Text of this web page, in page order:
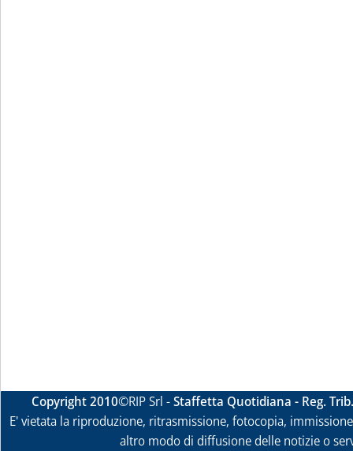
Copyright 2010©RIP Srl -Staffetta Quotidiana - Reg.
E' vietata la riproduzione, ritrasmissione, fotocopia,
altro modo di diffusione delle notizie o